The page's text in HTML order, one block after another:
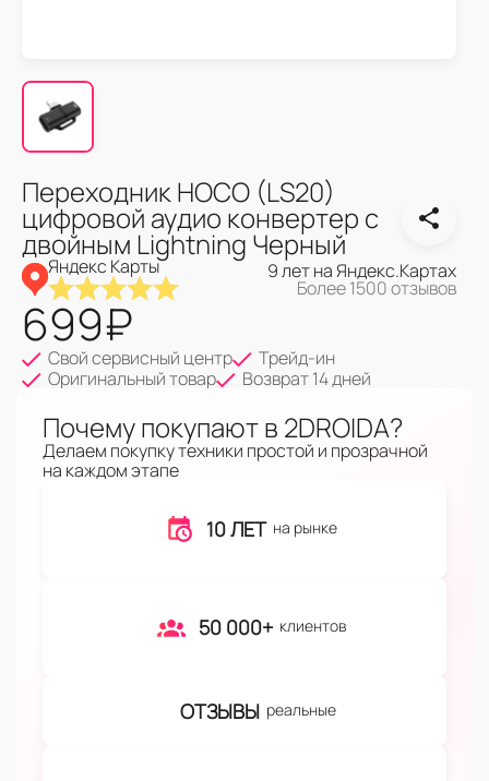
Переходник HOCO (LS20)
цифровой аудио конвертер с
двойным Lightning Черный
Яндекс Карты 9 лет на Яндекс.Картах
Более 1500 отзывов
699₽
Свой сервисный центр
Трейд-ин
Оригинальный товар
Возврат 14 дней
Почему покупают в 2DROIDA?
Делаем покупку техники простой и прозрачной
на каждом этапе
10 ЛЕТ на рынке
50 000+ клиентов
ОТЗЫВЫ реальные